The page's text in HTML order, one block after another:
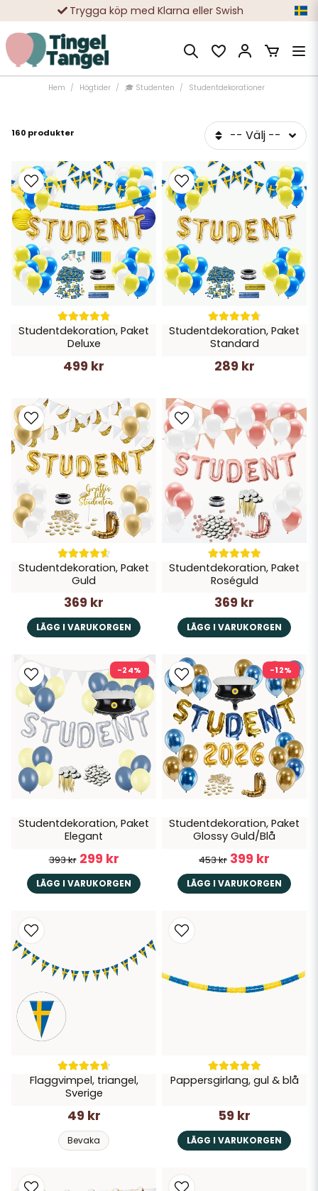
10 000-tals nöjda kunder
Hem Högtider 🎓 Studenten Studentdekorationer
160 produkter -- Välj --
Studentdekoration, Paket
Deluxe
499 kr
Studentdekoration, Paket
Standard
289 kr
Studentdekoration, Paket
Guld
369 kr
LÄGG I VARUKORGEN
Studentdekoration, Paket
Roséguld
369 kr
LÄGG I VARUKORGEN
Studentdekoration, Paket
Elegant
393 kr 299 kr
LÄGG I VARUKORGEN
-24%
Studentdekoration, Paket
Glossy Guld/Blå
453 kr 399 kr
LÄGG I VARUKORGEN
-12%
Flaggvimpel, triangel,
Sverige
49 kr
Bevaka
Pappersgirlang, gul & blå
59 kr
LÄGG I VARUKORGEN